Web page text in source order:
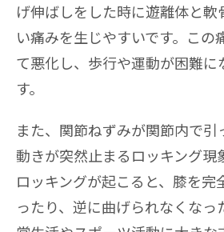
げ伸ばしをした時に遊離体と軟
い痛みを生じやすいです。この
て悪化し、歩行や運動が困難に
す。
また、関節ねずみが関節内で引
動きが突然止まるロッキング現
ロッキングが起こると、膝を完
ったり、逆に曲げられなくなっ